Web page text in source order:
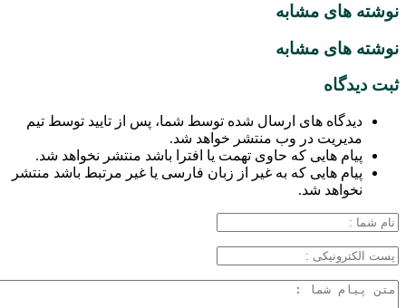
نوشته های مشابه
نوشته های مشابه
ثبت دیدگاه
دیدگاه های ارسال شده توسط شما، پس از تایید توسط تیم
مدیریت در وب منتشر خواهد شد.
پیام هایی که حاوی تهمت یا افترا باشد منتشر نخواهد شد.
پیام هایی که به غیر از زبان فارسی یا غیر مرتبط باشد منتشر
نخواهد شد.